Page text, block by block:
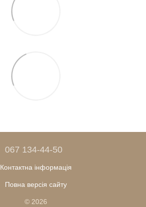
067 134-44-50
Контактна інформація
Повна версія сайту
© 2026